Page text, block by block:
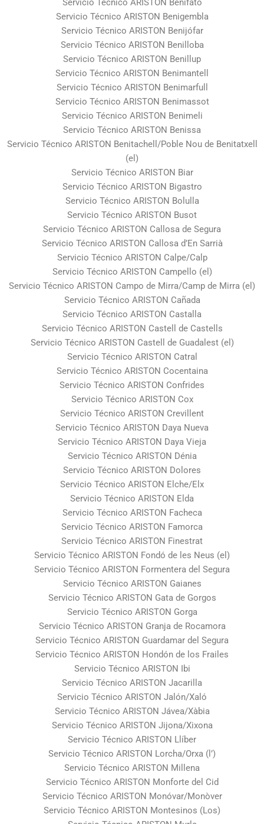
Servicio Técnico ARISTON Benifato
Servicio Técnico ARISTON Benigembla
Servicio Técnico ARISTON Benijófar
Servicio Técnico ARISTON Benilloba
Servicio Técnico ARISTON Benillup
Servicio Técnico ARISTON Benimantell
Servicio Técnico ARISTON Benimarfull
Servicio Técnico ARISTON Benimassot
Servicio Técnico ARISTON Benimeli
Servicio Técnico ARISTON Benissa
Servicio Técnico ARISTON Benitachell/Poble Nou de Benitatxell
(el)
Servicio Técnico ARISTON Biar
Servicio Técnico ARISTON Bigastro
Servicio Técnico ARISTON Bolulla
Servicio Técnico ARISTON Busot
Servicio Técnico ARISTON Callosa de Segura
Servicio Técnico ARISTON Callosa d’En Sarrià
Servicio Técnico ARISTON Calpe/Calp
Servicio Técnico ARISTON Campello (el)
Servicio Técnico ARISTON Campo de Mirra/Camp de Mirra (el)
Servicio Técnico ARISTON Cañada
Servicio Técnico ARISTON Castalla
Servicio Técnico ARISTON Castell de Castells
Servicio Técnico ARISTON Castell de Guadalest (el)
Servicio Técnico ARISTON Catral
Servicio Técnico ARISTON Cocentaina
Servicio Técnico ARISTON Confrides
Servicio Técnico ARISTON Cox
Servicio Técnico ARISTON Crevillent
Servicio Técnico ARISTON Daya Nueva
Servicio Técnico ARISTON Daya Vieja
Servicio Técnico ARISTON Dénia
Servicio Técnico ARISTON Dolores
Servicio Técnico ARISTON Elche/Elx
Servicio Técnico ARISTON Elda
Servicio Técnico ARISTON Facheca
Servicio Técnico ARISTON Famorca
Servicio Técnico ARISTON Finestrat
Servicio Técnico ARISTON Fondó de les Neus (el)
Servicio Técnico ARISTON Formentera del Segura
Servicio Técnico ARISTON Gaianes
Servicio Técnico ARISTON Gata de Gorgos
Servicio Técnico ARISTON Gorga
Servicio Técnico ARISTON Granja de Rocamora
Servicio Técnico ARISTON Guardamar del Segura
Servicio Técnico ARISTON Hondón de los Frailes
Servicio Técnico ARISTON Ibi
Servicio Técnico ARISTON Jacarilla
Servicio Técnico ARISTON Jalón/Xaló
Servicio Técnico ARISTON Jávea/Xàbia
Servicio Técnico ARISTON Jijona/Xixona
Servicio Técnico ARISTON Llíber
Servicio Técnico ARISTON Lorcha/Orxa (l’)
Servicio Técnico ARISTON Millena
Servicio Técnico ARISTON Monforte del Cid
Servicio Técnico ARISTON Monóvar/Monòver
Servicio Técnico ARISTON Montesinos (Los)